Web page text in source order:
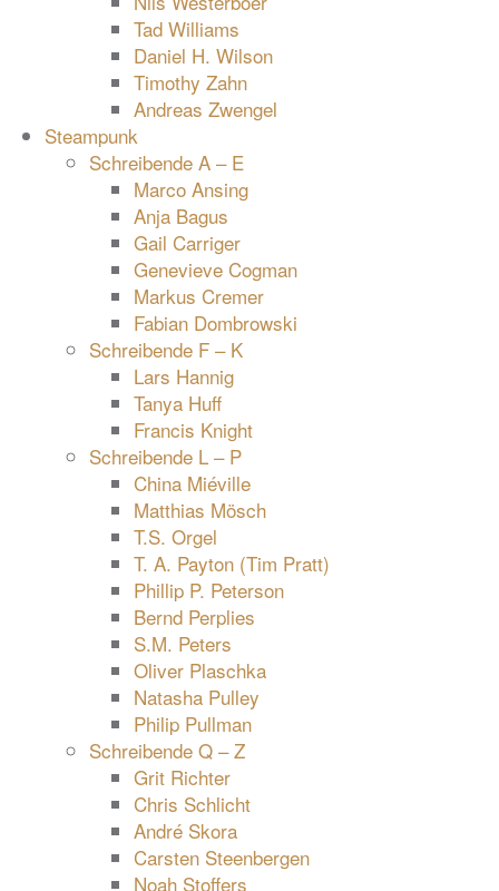
Tad Williams
Daniel H. Wilson
Timothy Zahn
Andreas Zwengel
Steampunk
Schreibende A – E
Marco Ansing
Anja Bagus
Gail Carriger
Genevieve Cogman
Markus Cremer
Fabian Dombrowski
Schreibende F – K
Lars Hannig
Tanya Huff
Francis Knight
Schreibende L – P
China Miéville
Matthias Mösch
T.S. Orgel
T. A. Payton (Tim Pratt)
Phillip P. Peterson
Bernd Perplies
S.M. Peters
Oliver Plaschka
Natasha Pulley
Philip Pullman
Schreibende Q – Z
Grit Richter
Chris Schlicht
André Skora
Carsten Steenbergen
Noah Stoffers